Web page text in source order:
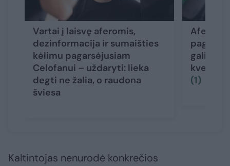
Vartai į laisvę aferomis,
dezinformacija ir sumaišties
kėlimu pagarsėjusiam
Celofanui – uždaryti: lieka
degti ne žalia, o raudona
šviesa
gali
kvepia
(1)
Kaltintojas nenurodė konkrečios